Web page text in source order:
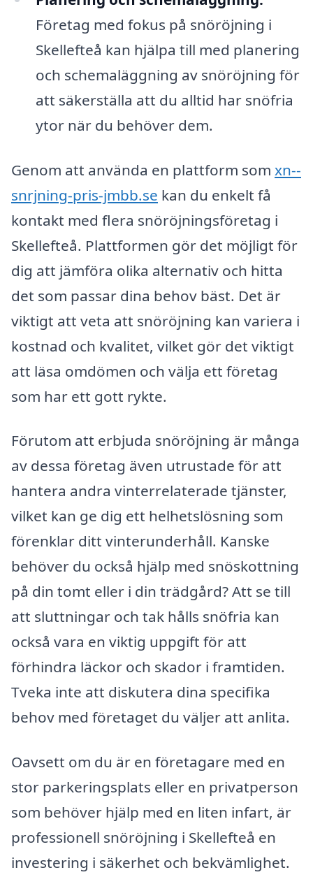
Företag med fokus på snöröjning i
Skellefteå kan hjälpa till med planering
och schemaläggning av snöröjning för
att säkerställa att du alltid har snöfria
ytor när du behöver dem.
Genom att använda en plattform som xn--
snrjning-pris-jmbb.se kan du enkelt få
kontakt med flera snöröjningsföretag i
Skellefteå. Plattformen gör det möjligt för
dig att jämföra olika alternativ och hitta
det som passar dina behov bäst. Det är
viktigt att veta att snöröjning kan variera i
kostnad och kvalitet, vilket gör det viktigt
att läsa omdömen och välja ett företag
som har ett gott rykte.
Förutom att erbjuda snöröjning är många
av dessa företag även utrustade för att
hantera andra vinterrelaterade tjänster,
vilket kan ge dig ett helhetslösning som
förenklar ditt vinterunderhåll. Kanske
behöver du också hjälp med snöskottning
på din tomt eller i din trädgård? Att se till
att sluttningar och tak hålls snöfria kan
också vara en viktig uppgift för att
förhindra läckor och skador i framtiden.
Tveka inte att diskutera dina specifika
behov med företaget du väljer att anlita.
Oavsett om du är en företagare med en
stor parkeringsplats eller en privatperson
som behöver hjälp med en liten infart, är
professionell snöröjning i Skellefteå en
investering i säkerhet och bekvämlighet.